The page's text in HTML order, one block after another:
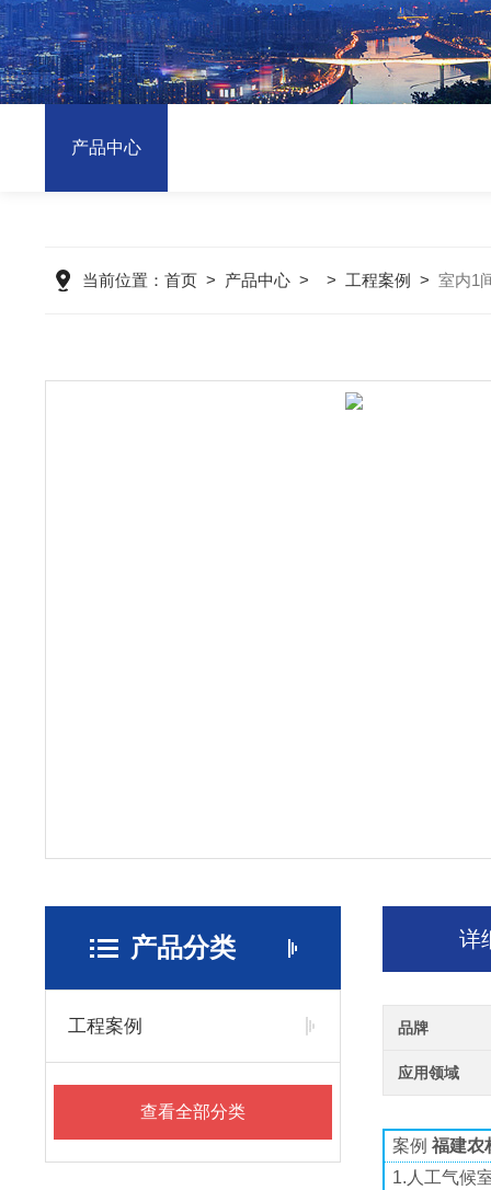
产品中心
当前位置： 首页> 产品中心> > 工程案例 > 室内1
产品分类
工程案例
查看全部分类
详
品牌
应用领域
案例福建农
1.人工气候